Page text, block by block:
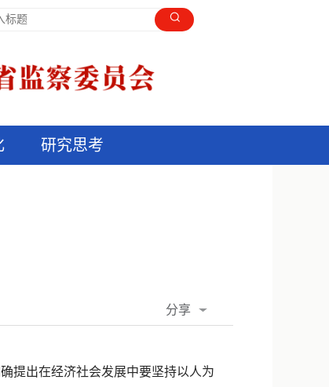
研究思考
分享
新浪微博
提出在经济社会发展中要坚持以人为